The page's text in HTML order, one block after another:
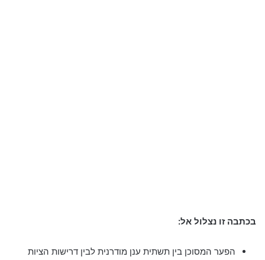
בכתבה זו נצלול אל:
הפער המסוכן בין תשתית ענן מודרנית לבין דרישות הציות